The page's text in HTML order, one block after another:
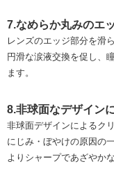
7.なめらか丸みのエ
レンズのエッジ部分を滑
円滑な涙液交換を促し、
ます。
8.非球面なデザイン
非球面デザインによるク
にじみ・ぼやけの原因の
よりシャープであざやか